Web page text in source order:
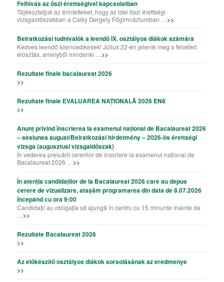
Felhívás az őszi érettségivel kapcsolatban
Tájékoztatjuk az érintetteket, hogy az idei őszi érettségi
vizsgaidőszakban a Csiky Gergely Főgimnáziumban … >>
Beiratkozási tudnivalók a leendő IX. osztályos diákok számára
Kedves leendő kilencedikesek! Július 22-én jelenik meg a felvételi
elosztás, amelyből mindenki … >>
Rezultate finale bacalaureat 2026
>>
Rezultate finale EVALUAREA NAȚIONALĂ 2026 EN8
>>
Anunț privind înscrierea la examenul național de Bacalaureat 2026
– sesiunea august/Beiratkozási hirdetmény – 2026-ös érettségi
vizsga (augusztusi vizsgaidőszak)
În vederea preluării cererilor de înscriere la examenul național de
Bacalaureat 2026 … >>
În atenția candidaților de la Bacalaureat 2026 care au depus
cerere de vizualizare, atașăm programarea din data de 8.07.2026
începând cu ora 9:00
Candidații au obligația să ajungă în centru cu 15 minunte înainte de
>>
Rezultate Bacalaureat 2026
>>
Az előkészítő osztályos diákok sorsolásának az eredmenye
>>